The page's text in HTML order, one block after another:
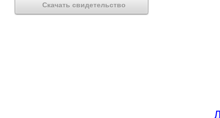
Скачать свидетельство